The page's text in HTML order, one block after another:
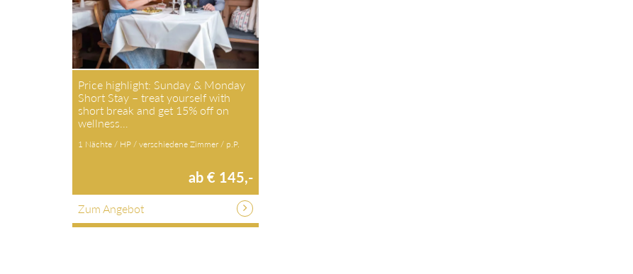
Price highlight: Sunday & Monday
Short Stay – treat yourself with short
break and get 15% off on wellness…
1 Nächte / HP / verschiedene Zimmer / p.P.
ab € 145,-